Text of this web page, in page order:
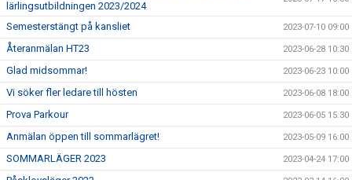
lärlingsutbildningen 2023/2024
Semesterstängt på kansliet 2023-07-10 09:00
Återanmälan HT23 2023-06-28 10:30
Glad midsommar! 2023-06-23 10:00
Vi söker fler ledare till hösten 2023-06-08 18:00
Prova Parkour 2023-06-05 15:30
Anmälan öppen till sommarlägret! 2023-05-09 16:00
SOMMARLÄGER 2023 2023-04-24 17:00